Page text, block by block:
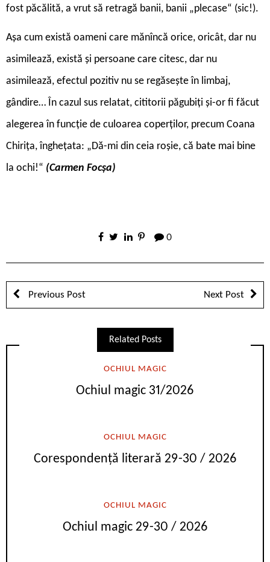
fost păcălită, a vrut să retragă banii, banii „plecase“ (sic!).
Așa cum există oameni care mănîncă orice, oricât, dar nu
asimilează, există și persoane care citesc, dar nu
asimilează, efectul pozitiv nu se regăsește în limbaj,
gândire… În cazul sus relatat, cititorii păgubiți și-or fi făcut
alegerea în funcție de culoarea coperților, precum Coana
Chirița, înghețata: „Dă-mi din ceia roșie, că bate mai bine
la ochi!“ (Carmen Focșa)
0
Previous Post Next Post
Related Posts
OCHIUL MAGIC
Ochiul magic 31/2026
OCHIUL MAGIC
Corespondență literară 29-30 / 2026
OCHIUL MAGIC
Ochiul magic 29-30 / 2026